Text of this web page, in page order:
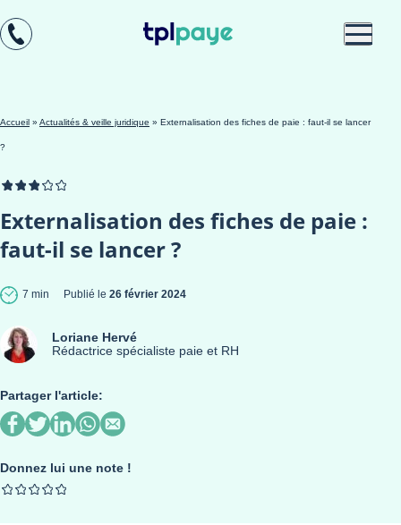
Skip
to
Aller au
contenu
Accueil » Actualités & veille juridique » Externalisation des fiches de paie : faut-il se lancer
?
Externalisation des fiches de paie :
faut-il se lancer ?
7 min Publié le 26 février 2024
Loriane Hervé
Rédactrice spécialiste paie et RH
Partager l'article:
Donnez lui une note !